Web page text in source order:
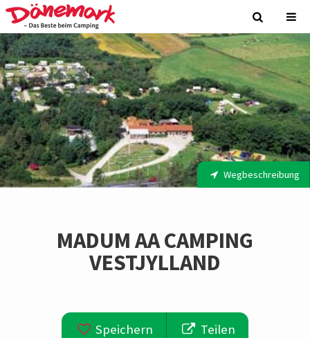
Wegbeschreibung
MADUM AA CAMPING
VESTJYLLAND
Speichern Teilen